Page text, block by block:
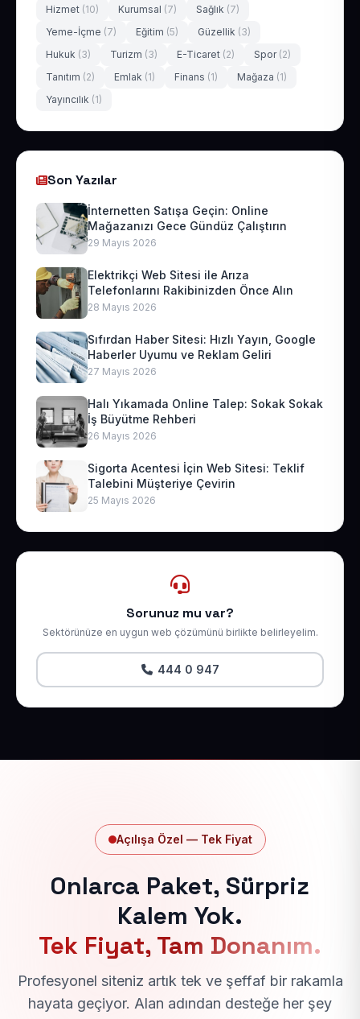
Hizmet (10) Kurumsal (7) Sağlık (7)
Yeme-İçme (7) Eğitim (5) Güzellik (3)
Hukuk (3) Turizm (3) E-Ticaret (2) Spor (2)
Tanıtım (2) Emlak (1) Finans (1) Mağaza (1)
Yayıncılık (1)
Son Yazılar
İnternetten Satışa Geçin: Online
Mağazanızı Gece Gündüz Çalıştırın
29 Mayıs 2026
Elektrikçi Web Sitesi ile Arıza
Telefonlarını Rakibinizden Önce Alın
28 Mayıs 2026
Sıfırdan Haber Sitesi: Hızlı Yayın, Google
Haberler Uyumu ve Reklam Geliri
27 Mayıs 2026
Halı Yıkamada Online Talep: Sokak Sokak
İş Büyütme Rehberi
26 Mayıs 2026
Sigorta Acentesi İçin Web Sitesi: Teklif
Talebini Müşteriye Çevirin
25 Mayıs 2026
Sorunuz mu var?
Sektörünüze en uygun web çözümünü birlikte belirleyelim.
444 0 947
Açılışa Özel — Tek Fiyat
Onlarca Paket, Sürpriz
Kalem Yok.
Tek Fiyat, Tam Donanım.
Profesyonel siteniz artık tek ve şeffaf bir rakamla
hayata geçiyor. Alan adından desteğe her şey